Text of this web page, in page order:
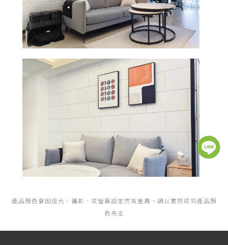
產品顏色會因燈光、攝影、或螢幕設定而有差異，請以實際收到產品顏
色為主